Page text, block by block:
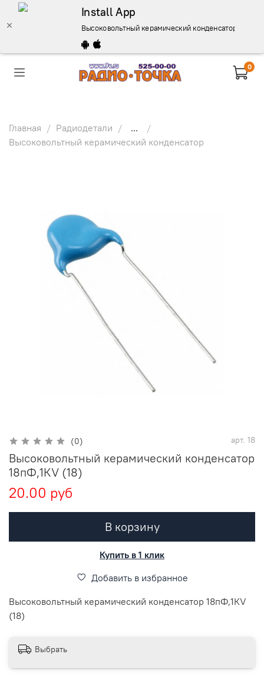
Install App
Высоковольтный керамический конденсатор
0
Главная Радиодетали
...
Высоковольтный керамический конденсатор
(0) арт. 18
Высоковольтный керамический конденсатор
18пФ,1КV (18)
20.00 руб
В корзину
Купить в 1 клик
Добавить в избранное
Высоковольтный керамический конденсатор 18пФ,1КV
(18)
Выбрать